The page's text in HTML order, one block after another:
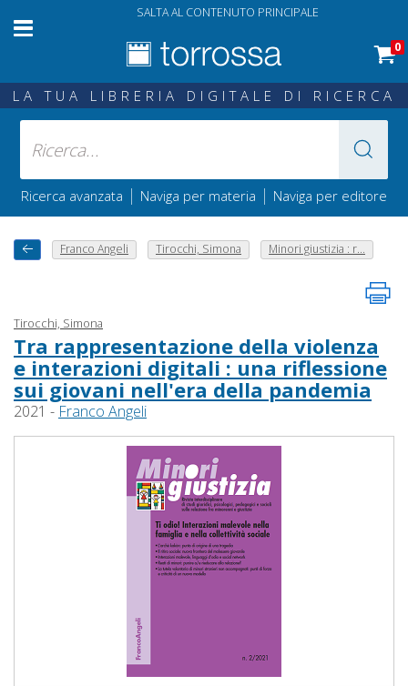
SALTA AL CONTENUTO PRINCIPALE
0
LA TUA LIBRERIA DIGITALE DI RICERCA
Ricerca avanzata | Naviga per materia | Naviga per editore
Franco Angeli Tirocchi, Simona Minori giustizia : r...
Tirocchi, Simona
Tra rappresentazione della violenza
e interazioni digitali : una riflessione
sui giovani nell'era della pandemia
2021 - Franco Angeli